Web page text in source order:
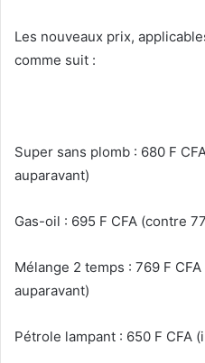
Les nouveaux prix,
comme suit :
Super sans plomb : 680 F
auparavant)
Gas-oil : 695 F CFA (contre
Mélange 2 temps : 769 F
auparavant)
Pétrole lampant : 650 F CFA